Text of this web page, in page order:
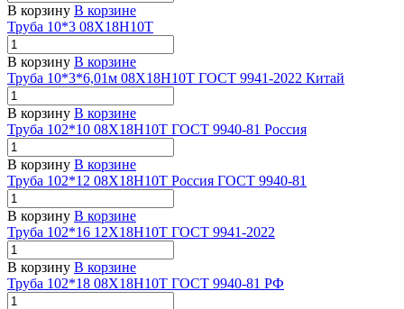
В корзину В корзине
Труба 10*3 08Х18Н10Т
В корзину В корзине
Труба 10*3*6,01м 08Х18Н10Т ГОСТ 9941-2022 Китай
В корзину В корзине
Труба 102*10 08Х18Н10Т ГОСТ 9940-81 Россия
В корзину В корзине
Труба 102*12 08Х18Н10Т Россия ГОСТ 9940-81
В корзину В корзине
Труба 102*16 12Х18Н10Т ГОСТ 9941-2022
В корзину В корзине
Труба 102*18 08Х18Н10Т ГОСТ 9940-81 РФ